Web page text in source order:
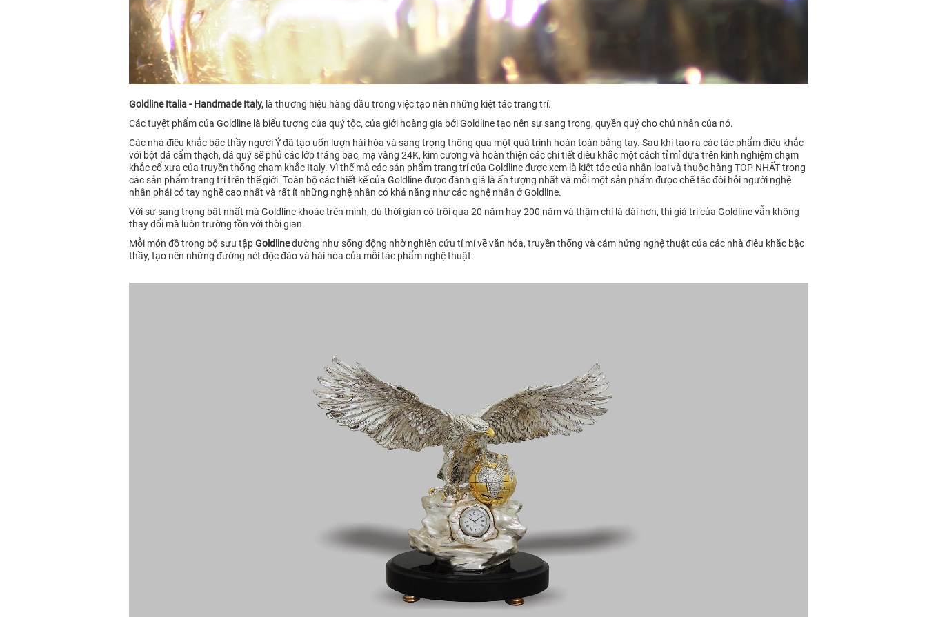
Goldline Italia - Handmade Italy, là thương hiệu hàng đầu trong việc tạo nên những kiệt tác trang trí.
Các tuyệt phẩm của Goldline là biểu tượng của quý tộc, của giới hoàng gia bởi Goldline tạo nên sự sang trọng, quyền quý cho chủ nhân của nó.
Các nhà điêu khắc bậc thầy người Ý đã tạo uốn lượn hài hòa và sang trọng thông qua một quá trình hoàn toàn bằng tay. Sau khi tạo ra các tác phẩm điêu khắc
với bột đá cẩm thạch, đá quý sẽ phủ các lớp tráng bạc, mạ vàng 24K, kim cương và hoàn thiện các chi tiết điêu khắc một cách tỉ mỉ dựa trên kinh nghiệm chạm
khắc cổ xưa của truyền thống chạm khắc Italy. Vì thế mà các sản phẩm trang trí của Goldline được xem là kiệt tác của nhân loại và thuộc hàng TOP NHẤT trong
các sản phẩm trang trí trên thế giới. Toàn bộ các thiết kế của Goldline được đánh giá là ấn tượng nhất và mỗi một sản phẩm được chế tác đòi hỏi người nghệ
nhân phải có tay nghề cao nhất và rất ít những nghệ nhân có khả năng như các nghệ nhân ở Goldline.
Với sự sang trọng bật nhất mà Goldline khoác trên mình, dù thời gian có trôi qua 20 năm hay 200 năm và thậm chí là dài hơn, thì giá trị của Goldline vẫn không
thay đổi mà luôn trường tồn với thời gian.
Mỗi món đồ trong bộ sưu tậpGoldlinedường như sống động nhờ nghiên cứu tỉ mỉ về văn hóa, truyền thống và cảm hứng nghệ thuật của các nhà điêu khắc bậc
thầy, tạo nên những đường nét độc đáo và hài hòa của mỗi tác phẩm nghệ thuật.